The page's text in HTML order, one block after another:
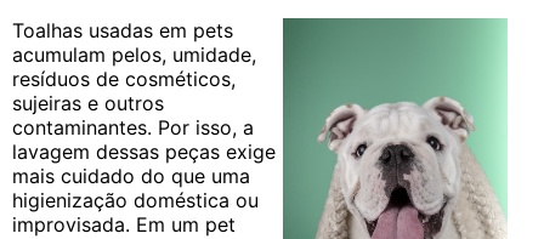
Toalhas usadas em pets
acumulam pelos, umidade,
resíduos de cosméticos,
sujeiras e outros
contaminantes. Por isso, a
lavagem dessas peças exige
mais cuidado do que uma
higienização doméstica ou
improvisada. Em um pet